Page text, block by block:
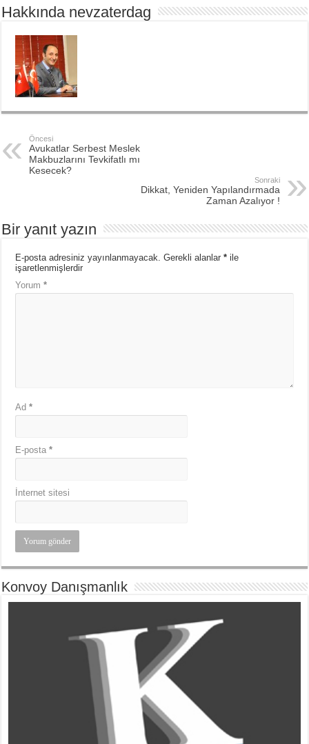
Hakkında nevzaterdag
Öncesi
Avukatlar Serbest Meslek
Makbuzlarını Tevkifatlı mı
Kesecek?
Sonraki
Dikkat, Yeniden Yapılandırmada
Zaman Azalıyor !
Bir yanıt yazın
E-posta adresiniz yayınlanmayacak. Gerekli alanlar* ile
işaretlenmişlerdir
Yorum*
Ad*
E-posta*
İnternet sitesi
Konvoy Danışmanlık